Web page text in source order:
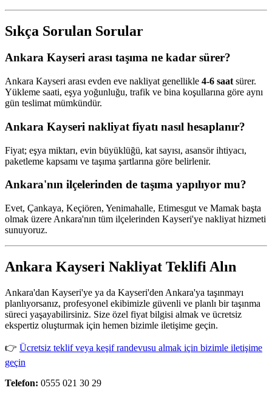
Sıkça Sorulan Sorular
Ankara Kayseri arası taşıma ne kadar sürer?
Ankara Kayseri arası evden eve nakliyat genellikle 4-6 saat sürer.
Yükleme saati, eşya yoğunluğu, trafik ve bina koşullarına göre aynı
gün teslimat mümkündür.
Ankara Kayseri nakliyat fiyatı nasıl hesaplanır?
Fiyat; eşya miktarı, evin büyüklüğü, kat sayısı, asansör ihtiyacı,
paketleme kapsamı ve taşıma şartlarına göre belirlenir.
Ankara'nın ilçelerinden de taşıma yapılıyor mu?
Evet, Çankaya, Keçiören, Yenimahalle, Etimesgut ve Mamak başta
olmak üzere Ankara'nın tüm ilçelerinden Kayseri'ye nakliyat hizmeti
sunuyoruz.
Ankara Kayseri Nakliyat Teklifi Alın
Ankara'dan Kayseri'ye ya da Kayseri'den Ankara'ya taşınmayı
planlıyorsanız, profesyonel ekibimizle güvenli ve planlı bir taşınma
süreci yaşayabilirsiniz. Size özel fiyat bilgisi almak ve ücretsiz
ekspertiz oluşturmak için hemen bizimle iletişime geçin.
👉 Ücretsiz teklif veya keşif randevusu almak için bizimle iletişime
geçin
Telefon: 0555 021 30 29